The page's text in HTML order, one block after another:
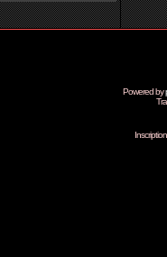
Powered by